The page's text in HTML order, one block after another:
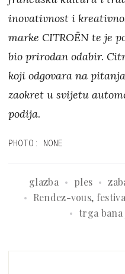
inovativnost i
marke CITROËN te je
bio prirodan odabir.
koji odgovara na
zaokret u svijetu
podija.
PHOTO: NONE
glazba ples
Rendez-vous,
trga bana